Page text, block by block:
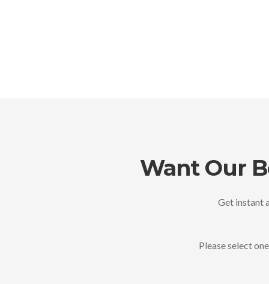
Want Our
Get instant
Please select